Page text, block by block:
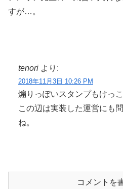
すが…。
tenori より:
2018年11月3日 10:26 PM
煽りっぽいスタンプもけっ
この辺は実装した運営にも
ね。
コメントを